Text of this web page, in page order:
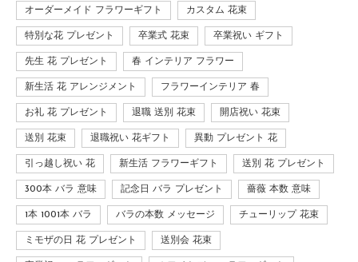
オーダーメイド フラワーギフト カスタム 花束
特別な花 プレゼント 卒業式 花束 卒業祝い ギフト
先生 花 プレゼント 春 インテリア フラワー
新生活 花 アレンジメント フラワーインテリア 春
お礼 花 プレゼント 退職 送別 花束 開店祝い 花束
送別 花束 退職祝い 花ギフト 異動 プレゼント 花
引っ越し祝い 花 新生活 フラワーギフト 送別 花 プレゼント
300本 バラ 意味 記念日 バラ プレゼント 薔薇 本数 意味
1本 1001本 バラ バラの本数 メッセージ チューリップ 花束
ミモザの日 花 プレゼント 送別会 花束